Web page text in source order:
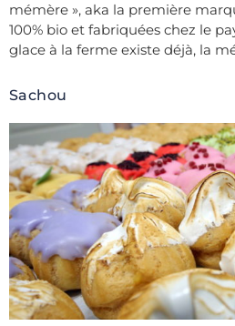
mémère », aka la première
100% bio et fabriquées chez le
glace à la ferme existe déjà, la
Sachou